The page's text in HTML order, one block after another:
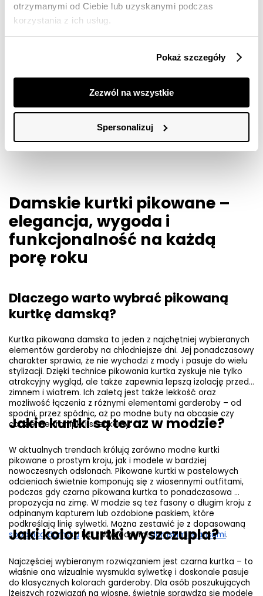
otrzymanymi od Ciebie lub uzyskanymi podczas
korzystania z ich usług.
Pokaż szczegóły
Zezwól na wszystkie
Spersonalizuj
Cena regularna259,99 zł
Najniższa cena z 30 dni przed
Cena regularna259,99 zł
Najniższa cena z 30 dni przed
obniżką159,99 zł
Damskie kurtki pikowane –
elegancja, wygoda i
funkcjonalność na każdą
porę roku
Dlaczego warto wybrać pikowaną
kurtkę damską?
Kurtka pikowana damska to jeden z najchętniej wybieranych
elementów garderoby na chłodniejsze dni. Jej ponadczasowy
charakter sprawia, że nie wychodzi z mody i pasuje do wielu
stylizacji. Dzięki technice pikowania kurtka zyskuje nie tylko
atrakcyjny wygląd, ale także zapewnia lepszą izolację przed
zimnem i wiatrem. Ich zaletą jest także lekkość oraz
możliwość łączenia z różnymi elementami garderoby – od
spodni, przez spódnic, aż po modne buty na obcasie czy
codzienne trampki i sneakersy.
Jakie kurtki są teraz w modzie?
W aktualnych trendach królują zarówno modne kurtki
pikowane o prostym kroju, jak i modele w bardziej
nowoczesnych odsłonach. Pikowane kurtki w pastelowych
odcieniach świetnie komponują się z wiosennymi outfitami,
podczas gdy czarna pikowana kurtka to ponadczasowa
propozycja na zimę. W modzie są też fasony o długim kroju z
odpinanym kapturem lub ozdobione paskiem, które
spódnicą damską lub z wygodnymi damskimi jeansami.
Jaki kolor kurtki wyszczupla?
Najczęściej wybieranym rozwiązaniem jest czarna kurtka – to
właśnie ona wizualnie wysmukla sylwetkę i doskonale pasuje
do klasycznych kolorach garderoby. Dla osób poszukujących
lżejszych rozwiązań na wiosnę, świetnie sprawdzą się modele